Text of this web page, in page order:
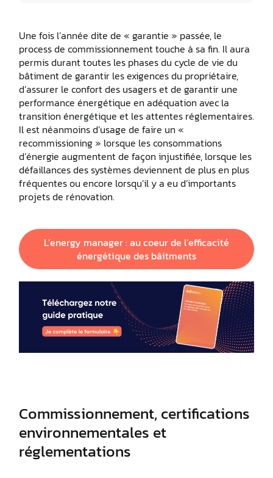
Une fois l’année dite de « garantie » passée, le
process de commissionnement touche à sa fin. Il aura
permis durant toutes les phases du cycle de vie du
bâtiment de garantir les exigences du propriétaire,
d’assurer le confort des usagers et de garantir une
performance énergétique en adéquation avec la
transition énergétique et les attentes réglementaires.
Il est néanmoins d’usage de faire un «
recommissioning » lorsque les consommations
d’énergie augmentent de façon injustifiée, lorsque les
défaillances des systèmes deviennent de plus en plus
fréquentes ou encore lorsqu’il y a eu d’importants
projets de rénovation.
L’energy manager : au coeur de l’efficacité
énergétique des bâitments
Commissionnement, certifications
environnementales et
réglementations